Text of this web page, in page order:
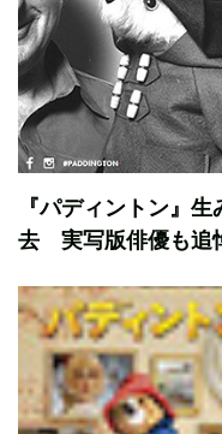
『パディントン』
去 実写版俳優も追